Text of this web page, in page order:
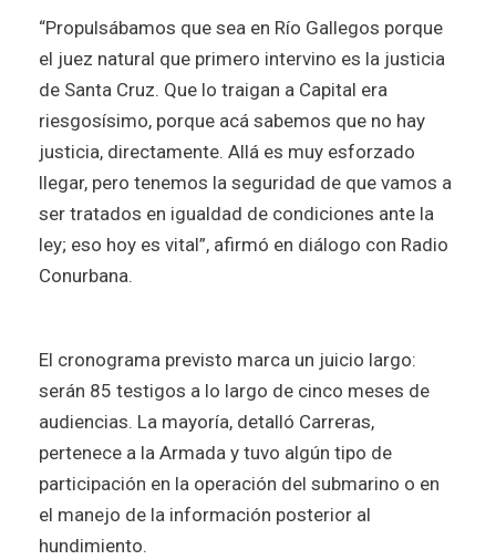
“Propulsábamos que sea en Río Gallegos porque
el juez natural que primero intervino es la justicia
de Santa Cruz. Que lo traigan a Capital era
riesgosísimo, porque acá sabemos que no hay
justicia, directamente. Allá es muy esforzado
llegar, pero tenemos la seguridad de que vamos a
ser tratados en igualdad de condiciones ante la
ley; eso hoy es vital”, afirmó en diálogo con Radio
Conurbana.
El cronograma previsto marca un juicio largo:
serán 85 testigos a lo largo de cinco meses de
audiencias. La mayoría, detalló Carreras,
pertenece a la Armada y tuvo algún tipo de
participación en la operación del submarino o en
el manejo de la información posterior al
hundimiento.